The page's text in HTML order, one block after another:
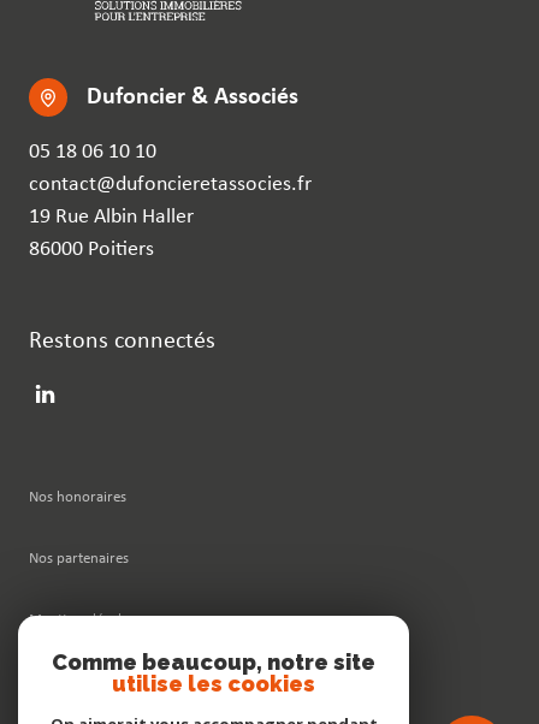
Dufoncier & Associés
05 18 06 10 10
contact@dufoncieretassocies.fr
19 Rue Albin Haller
86000 Poitiers
Restons connectés
Nos honoraires
Nos partenaires
Mentions légales
Comme beaucoup, notre site
utilise les cookies